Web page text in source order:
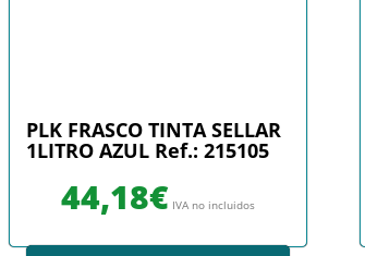
PLK FRASCO TINTA SELLAR
1LITRO AZUL Ref.: 215105
44,18€ IVA no incluidos